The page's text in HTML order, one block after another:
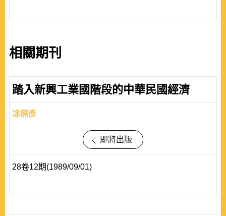
相關期刊
踏入新興工業國階段的中華民國經濟
凃照彥
即將出版
28卷12期(1989/09/01)